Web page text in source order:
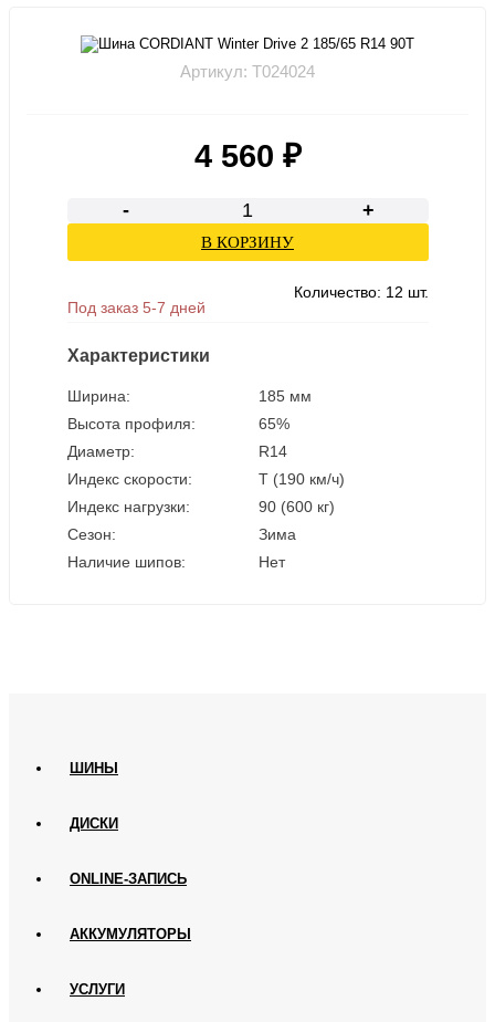
Артикул: T024024
4 560 ₽
- +
В КОРЗИНУ
Под заказ 5-7 дней
Количество: 12 шт.
Характеристики
Ширина:
185 мм
Высота профиля:
65%
Диаметр:
R14
Индекс скорости:
T (190 км/ч)
Индекс нагрузки:
90 (600 кг)
Сезон:
Зима
Наличие шипов:
Нет
ШИНЫ
ДИСКИ
ONLINE-ЗАПИСЬ
АККУМУЛЯТОРЫ
УСЛУГИ